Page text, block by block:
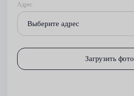
Адрес
Выберите адрес
Загрузить фото